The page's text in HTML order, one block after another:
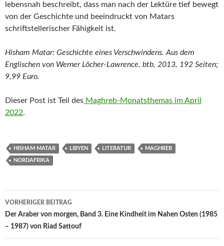
lebensnah beschreibt, dass man nach der Lektüre tief bewegt
von der Geschichte und beeindruckt von Matars
schriftstellerischer Fähigkeit ist.
Hisham Matar: Geschichte eines Verschwindens. Aus dem
Englischen von Werner Löcher-Lawrence. btb, 2013, 192 Seiten;
9,99 Euro.
Dieser Post ist Teil des Maghreb-Monatsthemas im April
2022.
HISHAM MATAR LIBYEN LITERATUR MAGHREB
NORDAFRIKA
Beitragsnavigation
VORHERIGER BEITRAG
Der Araber von morgen, Band 3. Eine Kindheit im Nahen Osten (1985
– 1987) von Riad Sattouf